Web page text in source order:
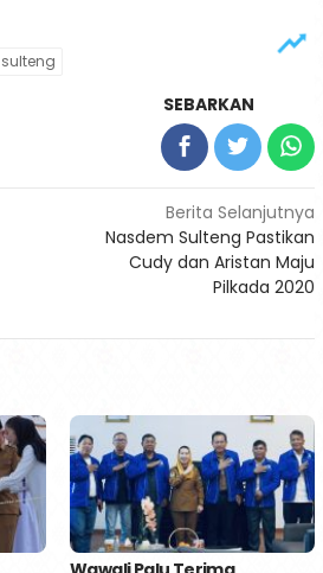
sulteng
SEBARKAN
Berita Selanjutnya
Nasdem Sulteng Pastikan
Cudy dan Aristan Maju
Pilkada 2020